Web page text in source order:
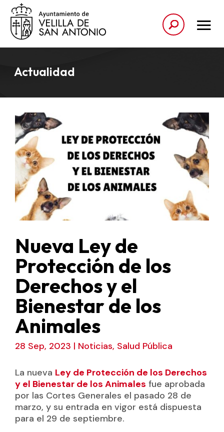
Actualidad
Nueva Ley de
Protección de los
Derechos y el
Bienestar de los
Animales
28 Sep, 2023 | Noticias, Salud Pública
La nueva Ley de Protección de los Derechos
y el Bienestar de los Animales fue aprobada
por las Cortes Generales el pasado 28 de
marzo, y su entrada en vigor está dispuesta
para el 29 de septiembre.